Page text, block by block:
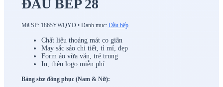
ĐẦU BẾP 28
Mã SP: 1865YWQYD • Danh mục: Đầu bếp
Chất liệu thoáng mát co giãn
May sắc sảo chi tiết, tỉ mỉ, đẹp
Form áo vừa vặn, trẻ trung
In, thêu logo miễn phí
Bảng size đồng phục (Nam & Nữ):